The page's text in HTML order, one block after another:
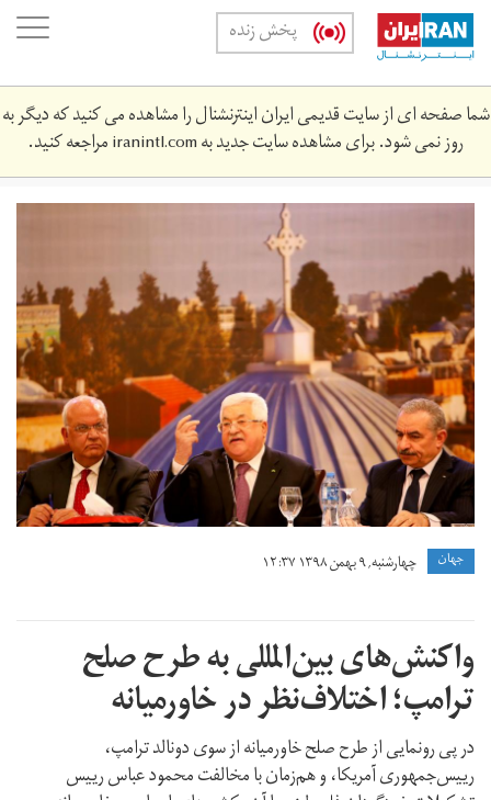
Skip
main
content
پخش زنده
شما صفحه ای از سایت قدیمی ایران اینترنشنال را مشاهده می کنید که دیگر به
روز نمی شود. برای مشاهده سایت جدید بهiranintl.comمراجعه کنید.
2020-
01-
palestinians-
plan-
abbas.jpg
جهان چهارشنبه, ۹ بهمن ۱۳۹۸ ۱۲:۳۷
واکنش‌های بین‌المللی به طرح صلح
ترامپ؛ اختلاف‌نظر در خاورمیانه
در پی رونمایی از طرح صلح خاورمیانه از سوی دونالد ترامپ،‌
رییس‌جمهوری آمریکا، و هم‌زمان با مخالفت محمود عباس رییس